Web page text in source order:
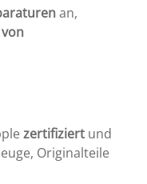
an,
zertifiziert und
Originalteile